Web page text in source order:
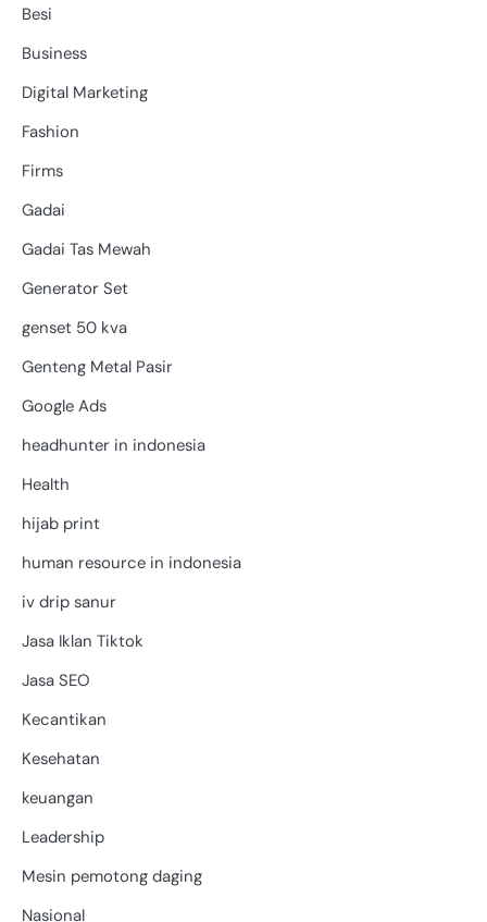
Besi
Business
Digital Marketing
Fashion
Firms
Gadai
Gadai Tas Mewah
Generator Set
genset 50 kva
Genteng Metal Pasir
Google Ads
headhunter in indonesia
Health
hijab print
human resource in indonesia
iv drip sanur
Jasa Iklan Tiktok
Jasa SEO
Kecantikan
Kesehatan
keuangan
Leadership
Mesin pemotong daging
Nasional